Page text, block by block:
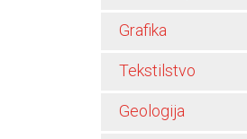
Grafika
Tekstilstvo
Geologija